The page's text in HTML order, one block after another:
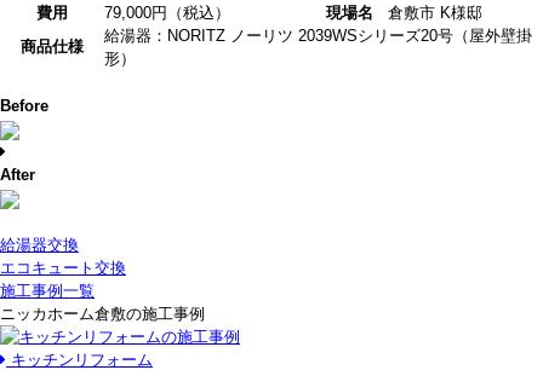
費用
79,000円（税込） 現場名
倉敷市 K様邸
商品仕様
給湯器：NORITZ ノーリツ 2039WSシリーズ20号（屋外壁掛
形）
Before
After
給湯器交換
エコキュート交換
施工事例一覧
ニッカホーム倉敷の施工事例
キッチンリフォーム